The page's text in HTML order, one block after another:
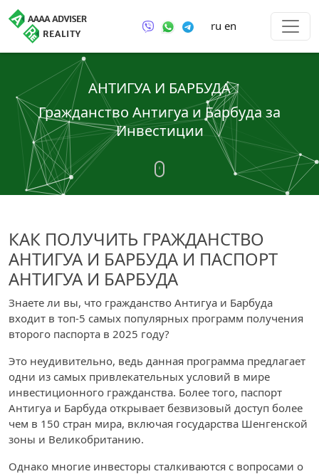
ru en
АНТИГУА И БАРБУДА
Гражданство Антигуа и Барбуда за
Инвестиции
КАК ПОЛУЧИТЬ ГРАЖДАНСТВО
АНТИГУА И БАРБУДА И ПАСПОРТ
АНТИГУА И БАРБУДА
Знаете ли вы, что гражданство Антигуа и Барбуда
входит в топ-5 самых популярных программ получения
второго паспорта в 2025 году?
Это неудивительно, ведь данная программа предлагает
одни из самых привлекательных условий в мире
инвестиционного гражданства. Более того, паспорт
Антигуа и Барбуда открывает безвизовый доступ более
чем в 150 стран мира, включая государства Шенгенской
зоны и Великобританию.
Однако многие инвесторы сталкиваются с вопросами о